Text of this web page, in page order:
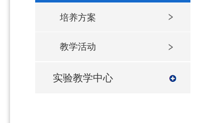
培养方案
教学活动
实验教学中心